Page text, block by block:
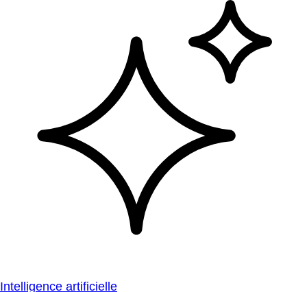
Intelligence artificielle